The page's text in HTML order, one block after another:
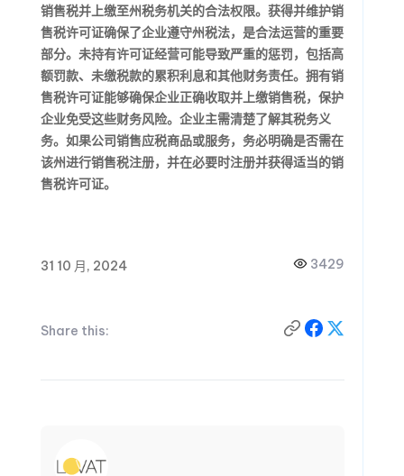
销售税并上缴至州税务机关的合法权限。获得并维护销
售税许可证确保了企业遵守州税法，是合法运营的重要
部分。未持有许可证经营可能导致严重的惩罚，包括高
额罚款、未缴税款的累积利息和其他财务责任。拥有销
售税许可证能够确保企业正确收取并上缴销售税，保护
企业免受这些财务风险。企业主需清楚了解其税务义
务。如果公司销售应税商品或服务，务必明确是否需在
该州进行销售税注册，并在必要时注册并获得适当的销
售税许可证。
31 10 月, 2024 3429
Share this: